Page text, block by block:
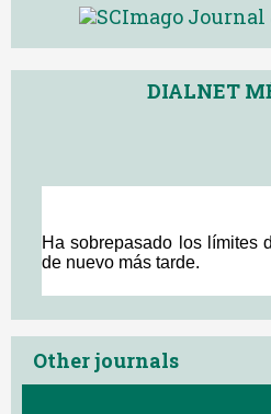
DIALNET
Other journals